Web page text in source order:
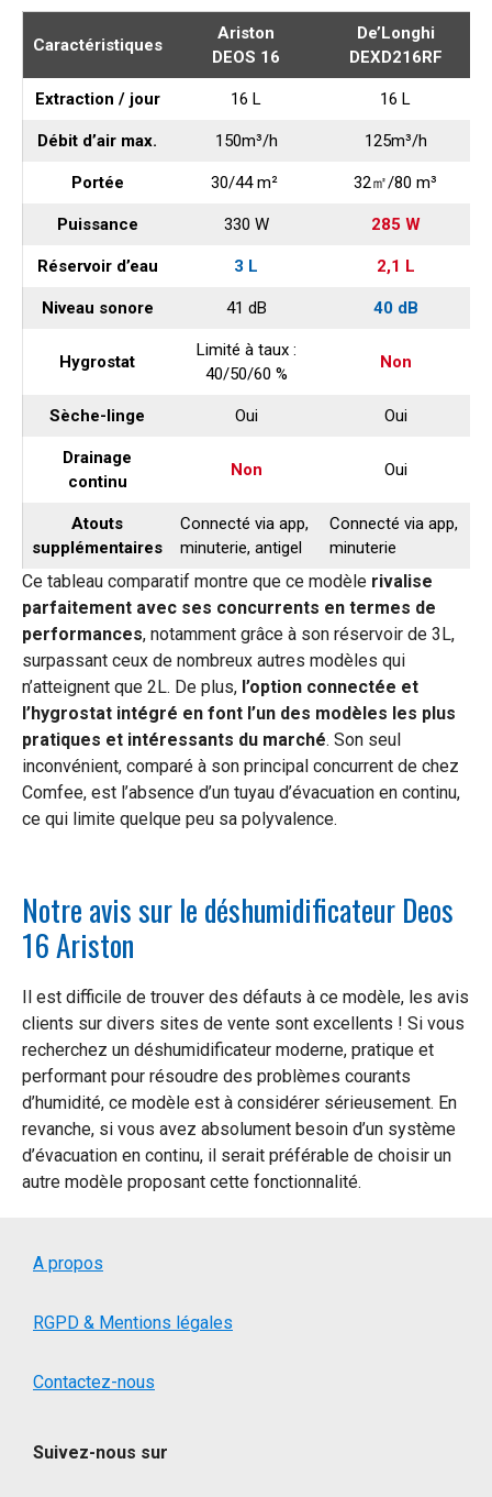
Caractéristiques
Ariston
DEOS 16
De’Longhi
DEXD216RF
Extraction / jour 16 L 16 L
Débit d’air max. 150m³/h 125m³/h
Portée 30/44 m² 32㎡/80 m³
Puissance 330 W 285 W
Réservoir d’eau 3 L 2,1 L
Niveau sonore 41 dB 40 dB
Hygrostat
Limité à taux :
40/50/60 %
Non
Sèche-linge Oui Oui
Drainage
continu
Non Oui
Atouts
supplémentaires
Connecté via app,
minuterie, antigel
Connecté via app,
minuterie
Ce tableau comparatif montre que ce modèle rivalise
parfaitement avec ses concurrents en termes de
performances, notamment grâce à son réservoir de 3L,
surpassant ceux de nombreux autres modèles qui
n’atteignent que 2L. De plus, l’option connectée et
l’hygrostat intégré en font l’un des modèles les plus
pratiques et intéressants du marché. Son seul
inconvénient, comparé à son principal concurrent de chez
Comfee, est l’absence d’un tuyau d’évacuation en continu,
ce qui limite quelque peu sa polyvalence.
Notre avis sur le déshumidificateur Deos
16 Ariston
Il est difficile de trouver des défauts à ce modèle, les avis
clients sur divers sites de vente sont excellents ! Si vous
recherchez un déshumidificateur moderne, pratique et
performant pour résoudre des problèmes courants
d’humidité, ce modèle est à considérer sérieusement. En
revanche, si vous avez absolument besoin d’un système
d’évacuation en continu, il serait préférable de choisir un
autre modèle proposant cette fonctionnalité.
A propos
RGPD & Mentions légales
Contactez-nous
Suivez-nous sur